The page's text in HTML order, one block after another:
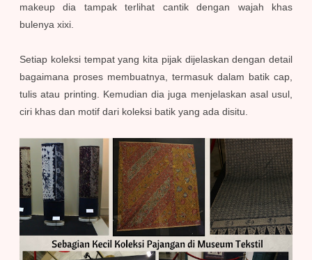
makeup dia tampak terlihat cantik dengan wajah khas
bulenya xixi.
Setiap koleksi tempat yang kita pijak dijelaskan dengan detail
bagaimana proses membuatnya, termasuk dalam batik cap,
tulis atau printing. Kemudian dia juga menjelaskan asal usul,
ciri khas dan motif dari koleksi batik yang ada disitu.